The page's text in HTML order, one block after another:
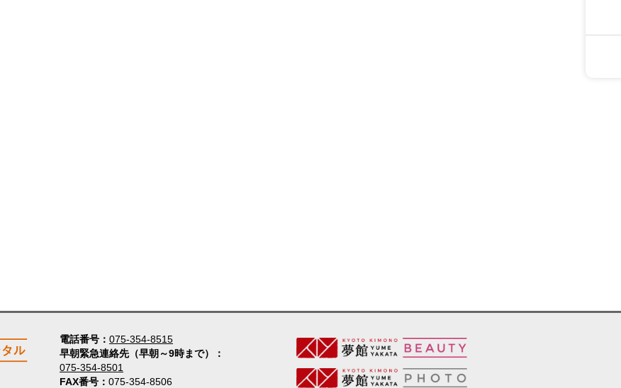
電話番号
075-354-8515
早朝緊急連絡先（早朝～9時まで）
075-354-8501
FAX番号
075-354-8506